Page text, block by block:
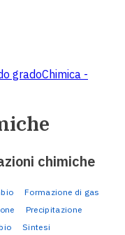
gradoChimica -
chimiche
Formazione di gas
Precipitazione
Sintesi